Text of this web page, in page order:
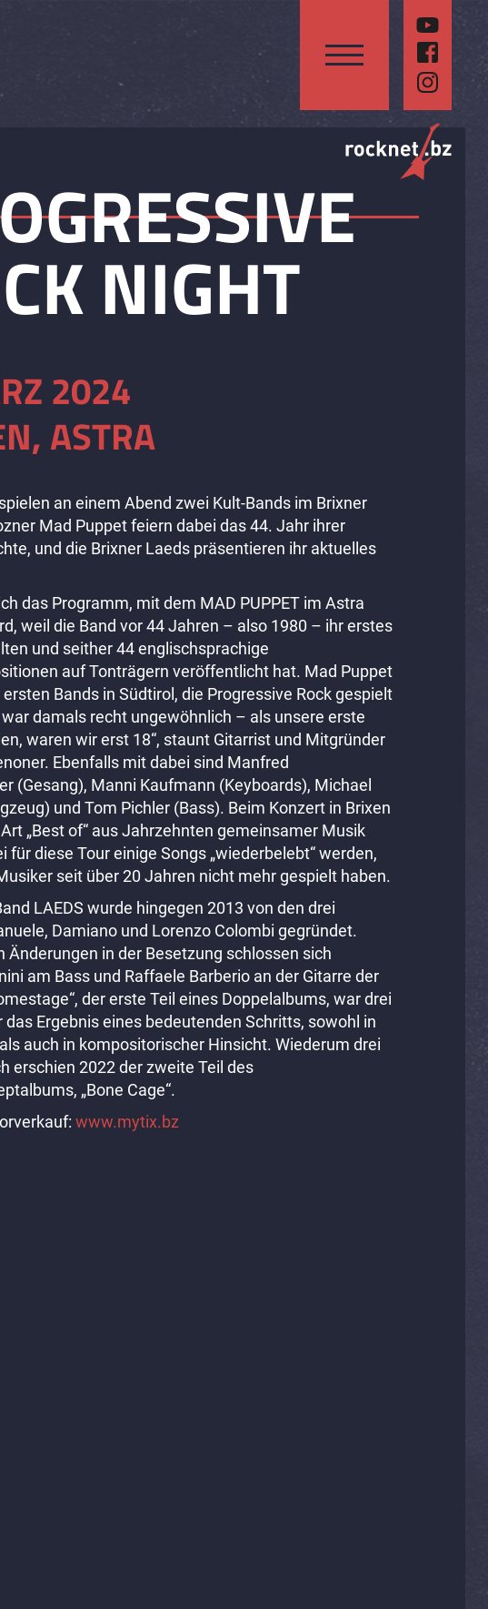
NIGHT
2024
ASTRA
an einem Abend zwei Kult-Bands im Brixner
Mad Puppet feiern dabei das 44. Jahr ihrer
und die Brixner Laeds präsentieren ihr aktuelles
das Programm, mit dem MAD PUPPET im Astra
weil die Band vor 44 Jahren – also 1980 – ihr erstes
und seither 44 englischsprachige
auf Tonträgern veröffentlicht hat. Mad Puppet
Bands in Südtirol, die Progressive Rock gespielt
war damals recht ungewöhnlich – als unsere erste
waren wir erst 18“, staunt Gitarrist und Mitgründer
Ebenfalls mit dabei sind Manfred
(Gesang), Manni Kaufmann (Keyboards), Michael
und Tom Pichler (Bass). Beim Konzert in Brixen
„Best of“ aus Jahrzehnten gemeinsamer Musik
für diese Tour einige Songs „wiederbelebt“ werden,
seit über 20 Jahren nicht mehr gespielt haben.
LAEDS wurde hingegen 2013 von den drei
Damiano und Lorenzo Colombi gegründet.
Änderungen in der Besetzung schlossen sich
am Bass und Raffaele Barberio an der Gitarre der
der erste Teil eines Doppelalbums, war drei
Ergebnis eines bedeutenden Schritts, sowohl in
auch in kompositorischer Hinsicht. Wiederum drei
erschien 2022 der zweite Teil des
„Bone Cage“.
www.mytix.bz